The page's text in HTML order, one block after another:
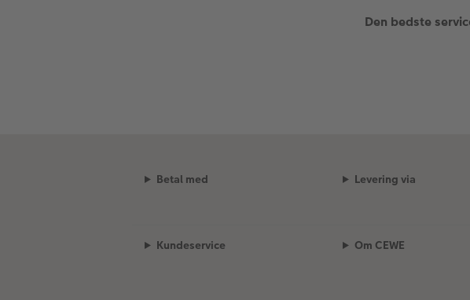
Den bedste
Betal med Levering via
Kundeservice Om CEWE